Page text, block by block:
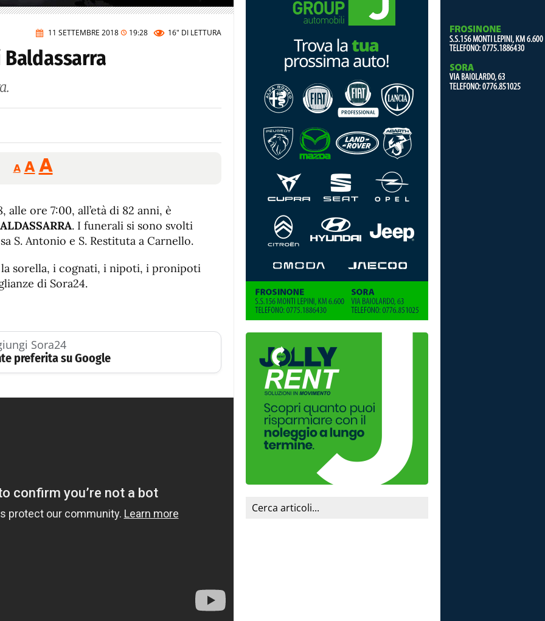
11 SETTEMBRE 2018 19:28 16" DI LETTURA
A
Reducir
tamaño
A Restablecer
tamaño
de
fuente
AAumentar
de
fuente.
alle ore 7:00, all’età di 82 anni, è
. I funerali si sono svolti
S. Antonio e S. Restituta a Carnello.
sorella, i cognati, i nipoti, i pronipoti
di Sora24.
Sora24
preferita su Google